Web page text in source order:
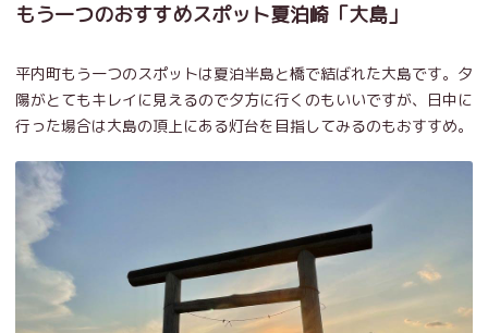
もう一つのおすすめスポット夏泊崎「大島」
平内町もう一つのスポットは夏泊半島と橋で結ばれた大島です。夕
陽がとてもキレイに見えるので夕方に行くのもいいですが、日中に
行った場合は大島の頂上にある灯台を目指してみるのもおすすめ。